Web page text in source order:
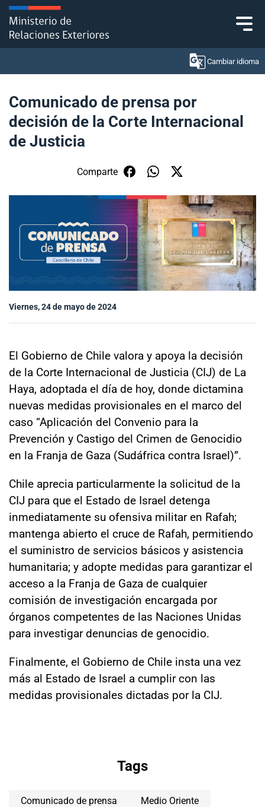
Click acá para ir directamente al contenido
Cambiar idioma
Ministerio
Política Exterior
Embajadas y consulados
Subsecretaría de Relaciones Económicas
Internacionales
Sala de prensa
Comunicado de prensa por
decisión de la Corte Internacional
de Justicia
Comparte
Viernes, 24 de mayo de 2024
El Gobierno de Chile valora y apoya la decisión
de la Corte Internacional de Justicia (CIJ) de La
Haya, adoptada el día de hoy, donde dictamina
nuevas medidas provisionales en el marco del
caso “Aplicación del Convenio para la
Prevención y Castigo del Crimen de Genocidio
en la Franja de Gaza (Sudáfrica contra Israel)”.
Chile aprecia particularmente la solicitud de la
CIJ para que el Estado de Israel detenga
inmediatamente su ofensiva militar en Rafah;
mantenga abierto el cruce de Rafah, permitiendo
el suministro de servicios básicos y asistencia
humanitaria; y adopte medidas para garantizar el
acceso a la Franja de Gaza de cualquier
comisión de investigación encargada por
órganos competentes de las Naciones Unidas
para investigar denuncias de genocidio.
Finalmente, el Gobierno de Chile insta una vez
más al Estado de Israel a cumplir con las
medidas provisionales dictadas por la CIJ.
Tags
Comunicado de prensa
Medio Oriente